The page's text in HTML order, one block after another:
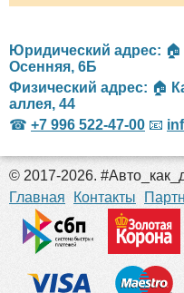
Юридический адрес: 🏠
Осенняя, 6Б
Физический адрес: 🏠
аллея, 44
☎ +7 996 522-47-00 📧
© 2017-2026.
Главная
Контакты